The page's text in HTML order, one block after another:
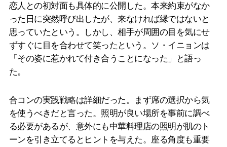
恋人との初対面も具体的に公開した。本来約束がなか
った日に突然呼び出したが、来なければ縁ではないと
思っていたという。しかし、相手が周囲の目を気にせ
ずすぐに目を合わせて笑ったという。ソ・イニョンは
「その姿に惹かれて付き合うことになった」と語っ
た。
合コンの実践戦略は詳細だった。まず席の選択から気
を使うべきだと言った。照明が良い場所を事前に調べ
る必要があるが、意外にも中華料理店の照明が肌のト
ーンを引き立てるとヒントを与えた。座る角度も重要